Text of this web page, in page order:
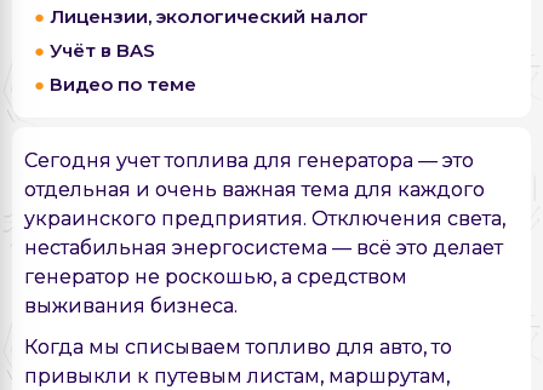
Лицензии, экологический налог
Учёт в BAS
Видео по теме
Сегодня учет топлива для генератора — это
отдельная и очень важная тема для каждого
украинского предприятия. Отключения света,
нестабильная энергосистема — всё это делает
генератор не роскошью, а средством
выживания бизнеса.
Когда мы списываем топливо для авто, то
привыкли к путевым листам, маршрутам,